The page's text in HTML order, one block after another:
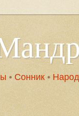
• Сонник •